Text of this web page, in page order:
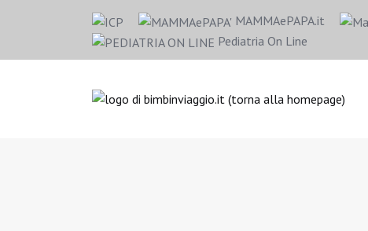
MAMMAePAPA.it
Pediatria On Line